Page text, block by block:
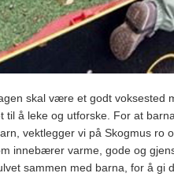
skal være et godt voksested
til å leke og utforske. For at
vektlegger vi på Skogmus ro
innebærer varme, gode og
sammen med barna, for å gi